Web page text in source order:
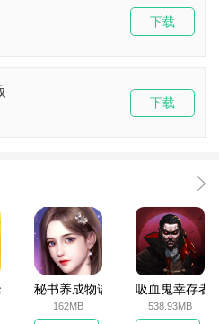
下载
下载
破解版秘书养成物语
162MB
吸血鬼幸存者
538.93MB